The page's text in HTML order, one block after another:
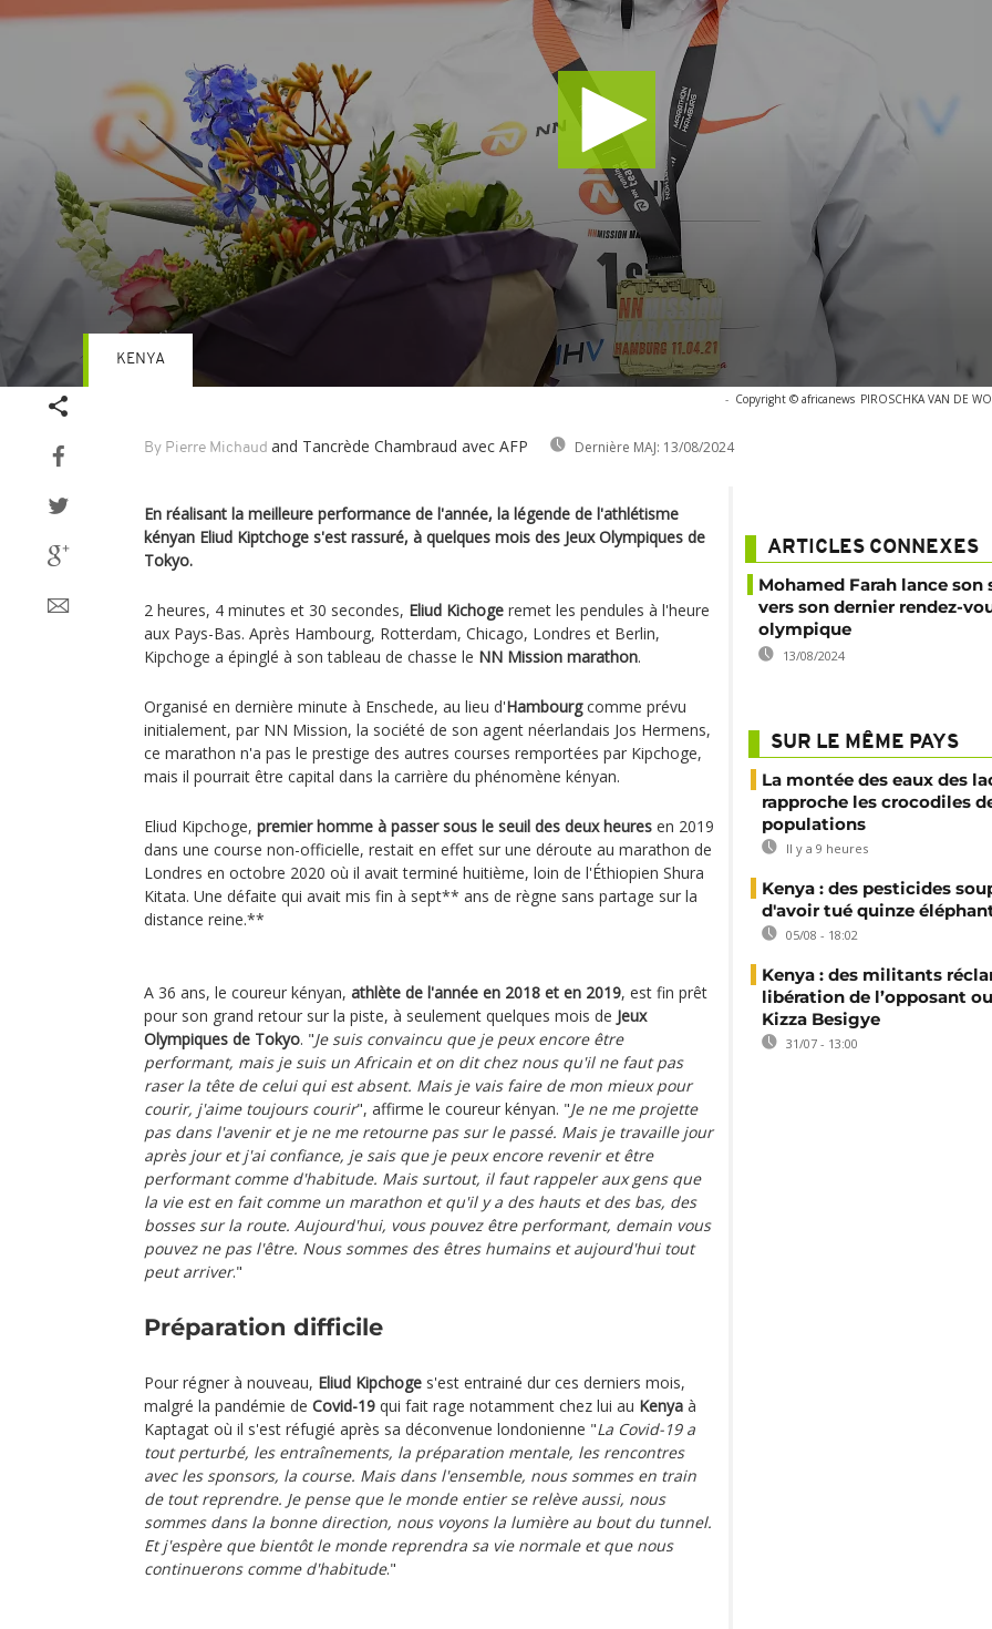
- Copyright © africanews PIROSCHKA VAN DE
By Pierre Michaud and Tancrède Chambraud avec AFP Dernière MAJ: 13/08/2024
KENYA
En réalisant la meilleure performance de l'année, la légende de l'athlétisme
kényan Eliud Kiptchoge s'est rassuré, à quelques mois des Jeux Olympiques de
Tokyo.
2 heures, 4 minutes et 30 secondes, Eliud Kichoge remet les pendules à l'heure
aux Pays-Bas. Après Hambourg, Rotterdam, Chicago, Londres et Berlin,
Kipchoge a épinglé à son tableau de chasse le NN Mission marathon.
Organisé en dernière minute à Enschede, au lieu d'Hambourgcomme prévu
initialement, par NN Mission, la société de son agent néerlandais Jos Hermens,
ce marathon n'a pas le prestige des autres courses remportées par Kipchoge,
mais il pourrait être capital dans la carrière du phénomène kényan.
Eliud Kipchoge, premier homme à passer sous le seuil des deux heures en 2019
dans une course non-officielle, restait en effet sur une déroute au marathon de
Londres en octobre 2020 où il avait terminé huitième, loin de l'Éthiopien Shura
Kitata. Une défaite qui avait mis fin à sept** ans de règne sans partage sur la
distance reine.**
A 36 ans, le coureur kényan, athlète de l'année en 2018 et en 2019, est fin prêt
pour son grand retour sur la piste, à seulement quelques mois de Jeux
Olympiques de Tokyo. "Je suis convaincu que je peux encore être
performant, mais je suis un Africain et on dit chez nous qu'il ne faut pas
raser la tête de celui qui est absent. Mais je vais faire de mon mieux pour
courir, j'aime toujours courir", affirme le coureur kényan. "Je ne me projette
pas dans l'avenir et je ne me retourne pas sur le passé. Mais je travaille jour
après jour et j'ai confiance, je sais que je peux encore revenir et être
performant comme d'habitude. Mais surtout, il faut rappeler aux gens que
la vie est en fait comme un marathon et qu'il y a des hauts et des bas, des
bosses sur la route. Aujourd'hui, vous pouvez être performant, demain vous
pouvez ne pas l'être. Nous sommes des êtres humains et aujourd'hui tout
peut arriver."
Préparation difficile
Pour régner à nouveau, Eliud Kipchoge s'est entrainé dur ces derniers mois,
malgré la pandémie de Covid-19 qui fait rage notamment chez lui au Kenya à
Kaptagat où il s'est réfugié après sa déconvenue londonienne "La Covid-19 a
tout perturbé, les entraînements, la préparation mentale, les rencontres
avec les sponsors, la course. Mais dans l'ensemble, nous sommes en train
de tout reprendre. Je pense que le monde entier se relève aussi, nous
sommes dans la bonne direction, nous voyons la lumière au bout du tunnel.
Et j'espère que bientôt le monde reprendra sa vie normale et que nous
continuerons comme d'habitude."
ARTICLES CONNEXES
Mohamed Farah lance son
vers son dernier rendez-
olympique
13/08/2024
SUR LE MÊME PAYS
La montée des eaux des
rapproche les crocodiles
populations
Il y a 9 heures
Kenya : des pesticides
d'avoir tué quinze
05/08 - 18:02
Kenya : des militants
libération de l’opposant
Kizza Besigye
31/07 - 13:00